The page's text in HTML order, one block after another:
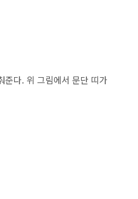
준다. 위 그림에서 문단 띠가